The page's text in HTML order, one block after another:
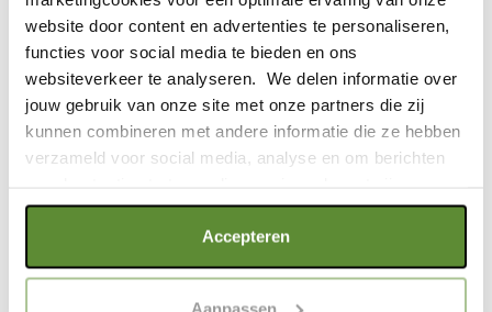
website door content en advertenties te personaliseren,
functies voor social media te bieden en ons
websiteverkeer te analyseren. We delen informatie over
jouw gebruik van onze site met onze partners die zij
kunnen combineren met andere informatie die ze hebben
verzameld voor social media, analyse en om berichten
Als je op "Alle cookies accepteren" klikt, ga je akkoord
met een optimaal gebruik van de website. Als je niet alle
Accepteren
Aanpassen
22
seconds
Wilt u eens van gedachten wisselen over uw
nalatenschap? Of heeft u een specifieke wens en
bent u benieuwd naar de mogelijkheden? Als
relatiemanager nalatenschappen denk ik graag met u
mee.
Daarnaast is een videogesprek of telefonisch contact
met mij uiteraard ook mogelijk.
NEEM CONTACT OP